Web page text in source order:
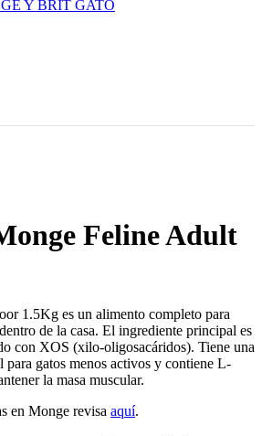
Y BRIT GATO
Feline Adult
1.5Kg es un alimento completo para
de la casa. El ingrediente principal es
con XOS (xilo-oligosacáridos). Tiene una
gatos menos activos y contiene L-
la masa muscular.
en Monge revisa aquí.